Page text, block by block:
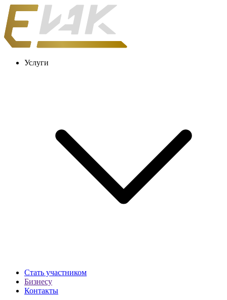
Услуги
Стать участником
Бизнесу
Контакты